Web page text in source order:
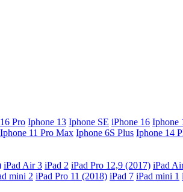
Pro Iphone 13 Iphone SE iPhone 16 Iphone
Iphone 11 Pro Max Iphone 6S Plus Iphone 14
iPad Air 3 iPad 2 iPad Pro 12,9 (2017) iPad
mini 2 iPad Pro 11 (2018) iPad 7 iPad mini 1